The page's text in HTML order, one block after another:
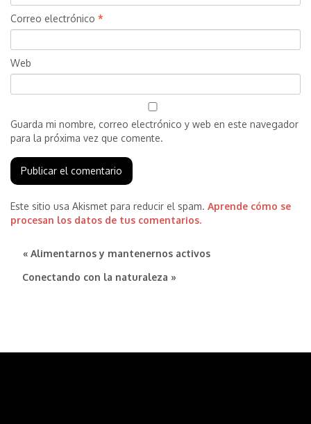
Correo electrónico *
Web
Guarda mi nombre, correo electrónico y web en este navegador
para la próxima vez que comente.
Este sitio usa Akismet para reducir el spam. Aprende cómo se
procesan los datos de tus comentarios.
« Alimentarnos y mantenernos activos
Conectando con la naturaleza »